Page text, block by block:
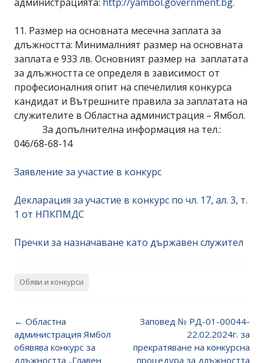
11. Размер на основната месечна заплата за
длъжността: Минималният размер на основната
заплата е 933 лв. Основният размер на заплатата
за длъжността се определя в зависимост от
професионалния опит на спечелилия конкурса
кандидат и Вътрешните правила за заплатата на
служителите в Областна администрация – Ямбол.
За допълнителна информация на тел.:
046/68-68-14
Заявление за участие в конкурс
Декларация за участие в конкурс по чл. 17, ал. 3, т.
1 от НПКПМДС
Пречки за назначаване като държавен служител
Обяви и конкурси
Post
navigation
← Областна
администрация Ямбол
обявява конкурс за
длъжността „Главен
Заповед № РД-01-00044-
22.02.2024г. за
прекратяване на конкурсна
процедура за длъжността